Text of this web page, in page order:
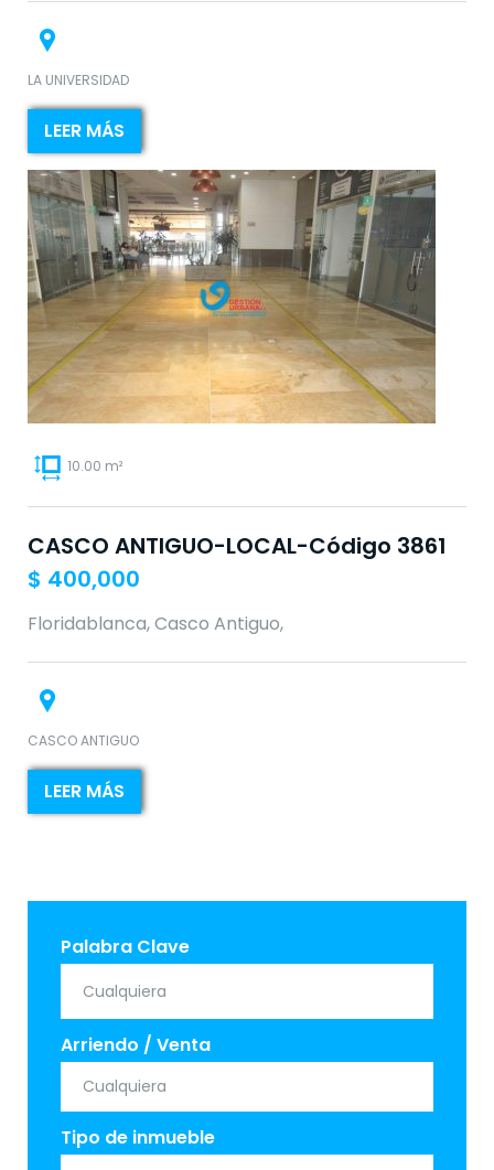
LA UNIVERSIDAD
LEER MÁS
10.00 m²
CASCO ANTIGUO-LOCAL-Código 3861
$ 400,000
Floridablanca, Casco Antiguo,
CASCO ANTIGUO
LEER MÁS
Palabra Clave
Arriendo / Venta
Tipo de inmueble